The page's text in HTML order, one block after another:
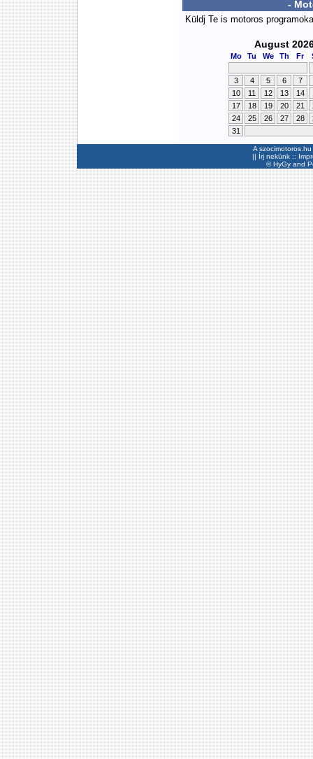
-
Küldj Te is motoros
August
Mo Tu We Th Fr
3 4 5 6
7
10
11 12 13 14
17
18 19 20 21
24
25 26 27 28
31
A
|| Írj nekünk ::
©HyGyand